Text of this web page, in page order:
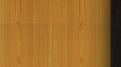
كتب 1990
كتب 1989